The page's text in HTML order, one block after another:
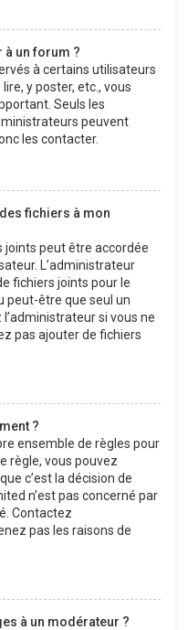
à un forum ?
à certains utilisateurs
y poster, etc., vous
Seuls les
peuvent
les contacter.
fichiers à mon
joints peut être accordée
L’administrateur
fichiers joints pour le
peut-être que seul un
si vous ne
pas ajouter de fichiers
?
ensemble de règles pour
règle, vous pouvez
c’est la décision de
n’est pas concerné par
Contactez
pas les raisons de
à un modérateur ?